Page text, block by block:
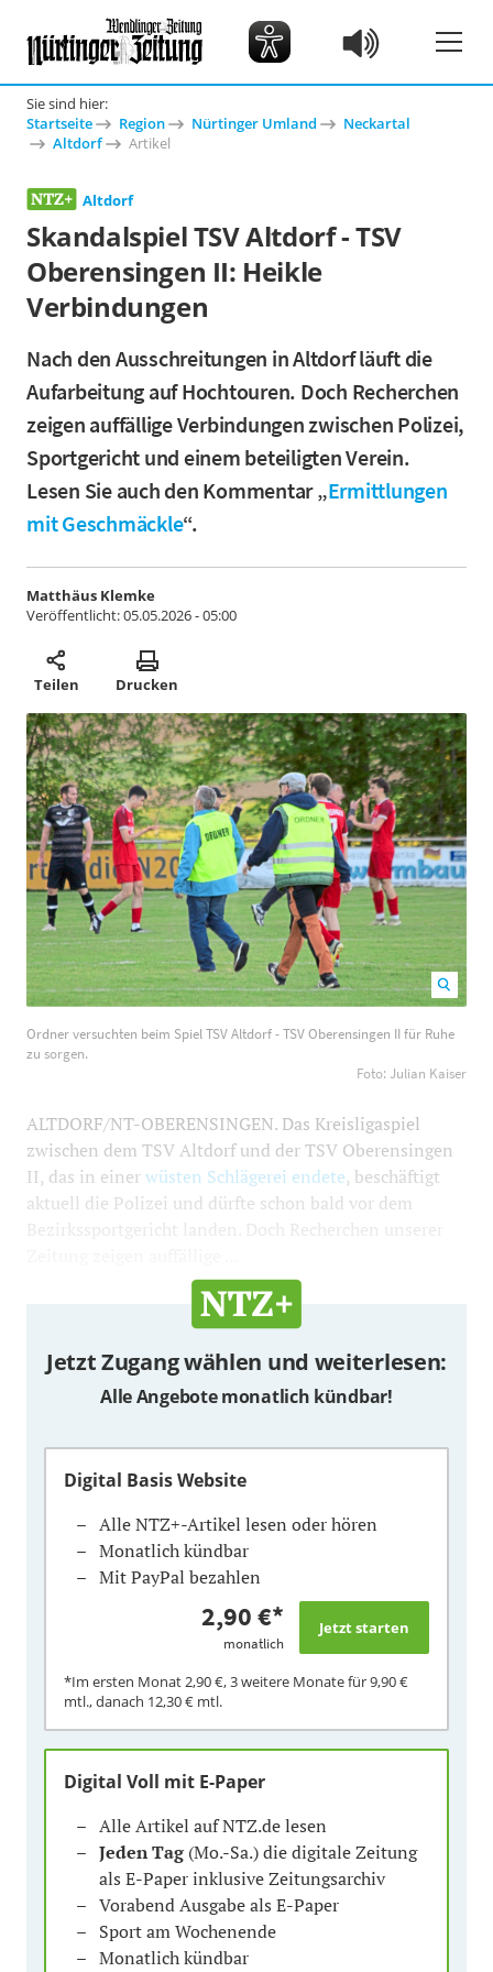
Sie sind hier:
Startseite
Region Nürtinger Umland
Neckartal
Altdorf
Artikel
Altdorf
Skandalspiel TSV Altdorf - TSV
Oberensingen II: Heikle
Verbindungen
Nach den Ausschreitungen in Altdorf läuft die
Aufarbeitung auf Hochtouren. Doch Recherchen
zeigen auffällige Verbindungen zwischen Polizei,
Sportgericht und einem beteiligten Verein.
Lesen Sie auch den Kommentar „Ermittlungen
mit Geschmäckle“.
Matthäus Klemke
Veröffentlicht:05.05.2026 - 05:00
Teilen Drucken
Oberensingen II für Ruhe zu sorgen. Foto: Julian Kaiser
Ordner versuchten beim Spiel TSV Altdorf - TSV Oberensingen II für Ruhe
zu sorgen.
Foto: Julian Kaiser
ALTDORF/NT-OBERENSINGEN. Das Kreisligaspiel
zwischen dem TSV Altdorf und der TSV Oberensingen
II, das in einerwüsten Schlägerei endete, beschäftigt
aktuell die Polizei und dürfte schon bald vor dem
Bezirkssportgericht landen. Doch Recherchen unserer
Jetzt Zugang wählen und weiterlesen:
Alle Angebote monatlich kündbar!
Digital Basis Website
Alle NTZ+-Artikel lesen oder hören
Monatlich kündbar
Mit PayPal bezahlen
2,90 €*
monatlich
*Im ersten Monat2,90 €, 3 weitere Monate für9,90 €
mtl., danach 12,30 € mtl.
Digital Voll mit E-Paper
Alle Artikel auf NTZ.de lesen
Jeden Tag(Mo.-Sa.) die digitale Zeitung
als E-Paper inklusive Zeitungsarchiv
Vorabend Ausgabe als E-Paper
Sport am Wochenende
Monatlich kündbar